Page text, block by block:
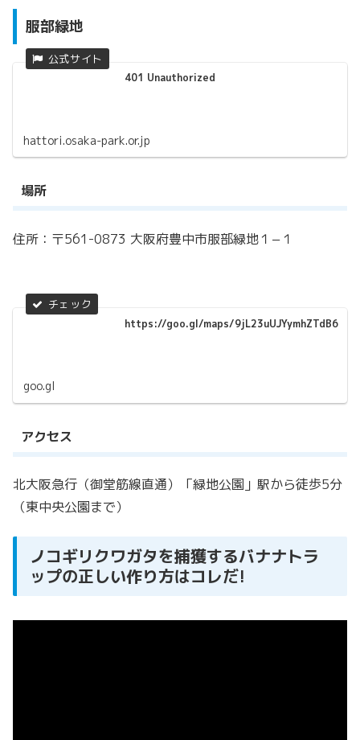
服部緑地
401 Unauthorized
hattori.osaka-park.or.jp
場所
住所：〒561-0873 大阪府豊中市服部緑地１−１
https://goo.gl/maps/9jL23uUJYymhZTdB6
goo.gl
アクセス
北大阪急行（御堂筋線直通）「緑地公園」駅から徒歩5分
（東中央公園まで）
ノコギリクワガタを捕獲するバナナトラ
ップの正しい作り方はコレだ!